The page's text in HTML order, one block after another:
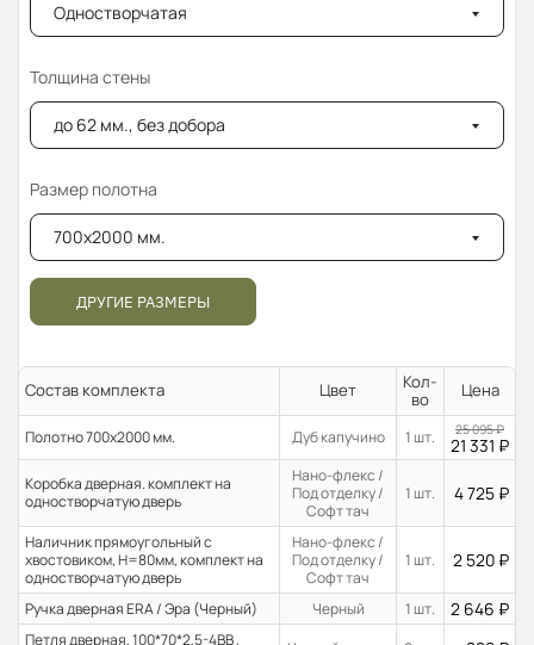
Одностворчатая
Толщина стены
до 62 мм., без добора
Размер полотна
700x2000 мм.
ДРУГИЕ РАЗМЕРЫ
Состав комплекта Цвет
Кол-
во
Цена
Полотно 700x2000 мм. Дуб капучино 1 шт. 25 095₽
21 331 ₽
Коробка дверная. комплект на
одностворчатую дверь
Нано-флекс /
Под отделку /
Софт тач
1 шт. 4 725 ₽
Наличник прямоугольный с
хвостовиком, H=80мм, комплект на
одностворчатую дверь
Нано-флекс /
Под отделку /
Софт тач
1 шт. 2 520 ₽
Ручка дверная ERA / Эра (Черный) Черный 1 шт. 2 646 ₽
Петля дверная, 100*70*2,5-4ВВ ,